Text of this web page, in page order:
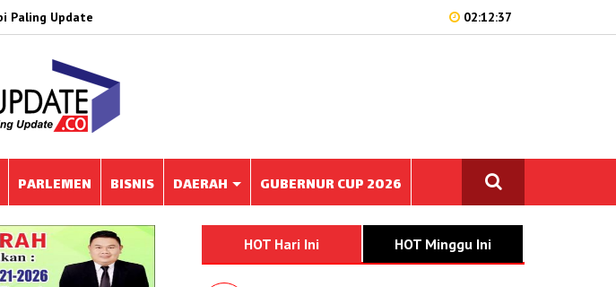
Paling Update 02:12:37
PARLEMEN BISNIS DAERAH GUBERNUR CUP 2026
HOT Hari Ini HOT Minggu Ini